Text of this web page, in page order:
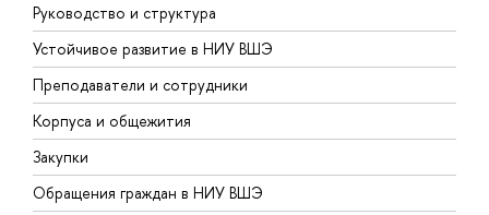
Руководство и структура
Устойчивое развитие в НИУ ВШЭ
Преподаватели и сотрудники
Корпуса и общежития
Закупки
Обращения граждан в НИУ ВШЭ